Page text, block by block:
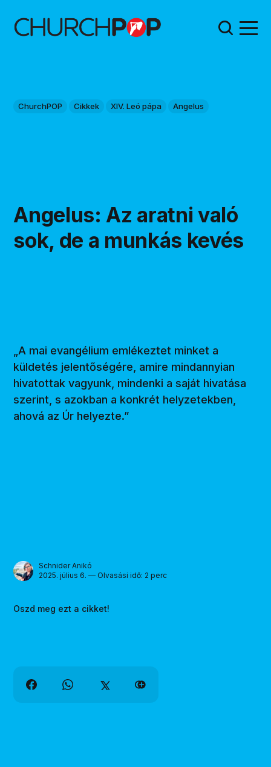
ChurchPOP Cikkek XIV. Leó pápa Angelus
Angelus: Az aratni való
sok, de a munkás kevés
„A mai evangélium emlékeztet minket a
küldetés jelentőségére, amire mindannyian
hivatottak vagyunk, mindenki a saját hivatása
szerint, s azokban a konkrét helyzetekben,
ahová az Úr helyezte.”
Schnider Anikó
2025. július 6. — Olvasási idő: 2 perc
Oszd meg ezt a cikket!